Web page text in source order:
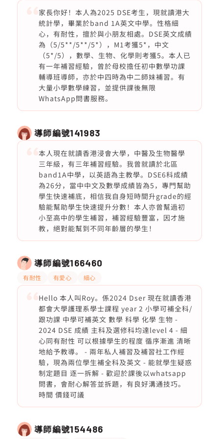
家長你好！本人為2025 DSE考生，現就讀港大
統計學，畢業於band 1A英文中學。性格細
心，有耐性，擅於與小朋友相處。DSE英文成績
為（5/5**/5**/5*），M1考獲5*，中文
（5*/5），數學、生物、化學則考獲5。本人已
有一年補習經驗，曾於母校擔任初中數學功課
輔導班導師，亦於中四時為中二師妹補習。有
大量小學數學練習，並提供課後無限
WhatsApp問書服務。
導師編號141983
本人現在就讀香港浸會大學，中醫及生物醫學
三年級，有三年補習經驗。我曾就讀於北區
band1A中學，以英語為主教學。DSE6科成績
為26分，當中中文及數學成績皆為5，專門幫助
學生快速補底，相信我自身短時間升grade的經
驗能幫助學生快速提升分數！本人亦曾幫過初
小至高中的學生補習，補習經驗豐富，因才施
教，絕對能幫到不同年齡層的學生！
導師編號166460
有耐性 有愛心 細心
Hello 本人叫Roy。係2024 Dser 現在就讀香港
都會大學護理系學士課程 year 2 小學可補全科/
跟功課 中學可補英文 數學 科學 化學 生物 -
2024 DSE 成績 主科及選修科均達level 4 - 細
心同有耐性 可以根據學生的程度 循序漸進 清晰
地給予教導。 - 兩年私人補習及補習社工作經
驗，現為兩位學生補全科及英文 - 能就學生疑惑
制定題目 逐一拆解 - 歡迎於課後以whatsapp
問書，會耐心解答並拆題，有良好溝通技巧。
時間 價錢可議
導師編號154486